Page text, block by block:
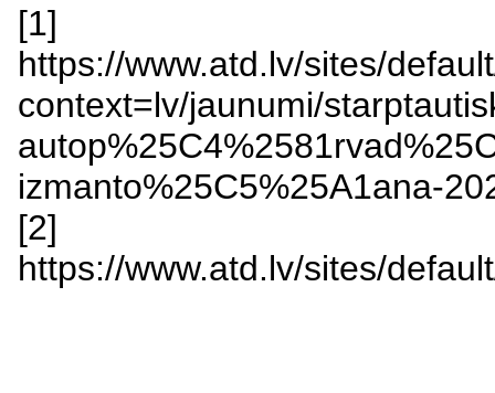
[1]
https://www.atd.lv/sites/
context=lv/jaunumi/
izmanto%25C5%25A1ana-
[2]
https://www.atd.lv/sites/